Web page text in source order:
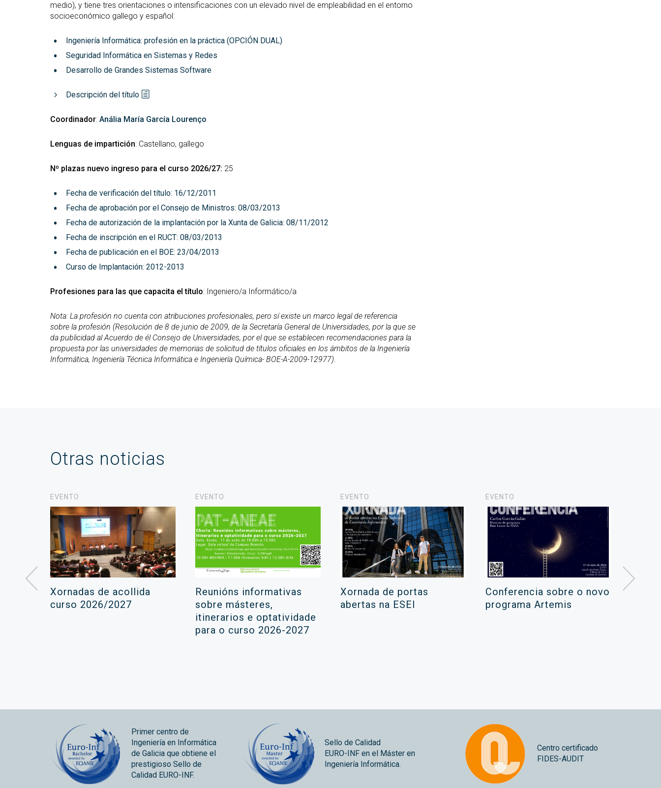
medio), y tiene tres orientaciones o intensificaciones con un elevado nivel de empleabilidad en el entorno
socioeconómico gallego y español:
Ingeniería Informática: profesión en la práctica (OPCIÓN DUAL)
Seguridad Informática en Sistemas y Redes
Desarrollo de Grandes Sistemas Software
Descripción del título
Coordinador: Anália María García Lourenço
Lenguas de impartición: Castellano, gallego
Nº plazas nuevo ingreso para el curso 2026/27: 25
Fecha de verificación del título: 16/12/2011
Fecha de aprobación por el Consejo de Ministros: 08/03/2013
Fecha de autorización de la implantación por la Xunta de Galicia: 08/11/2012
Fecha de inscripción en el RUCT: 08/03/2013
Fecha de publicación en el BOE: 23/04/2013
Curso de Implantación: 2012-2013
Profesiones para las que capacita el título: Ingeniero/a Informático/a
Nota: La profesión no cuenta con atribuciones profesionales, pero sí existe un marco legal de referencia
sobre la profesión (Resolución de 8 de junio de 2009, de la Secretaría General de Universidades, por la que se
da publicidad al Acuerdo de él Consejo de Universidades, por el que se establecen recomendaciones para la
propuesta por las universidades de memorias de solicitud de títulos oficiales en los ámbitos de la Ingeniería
Informática, Ingeniería Técnica Informática e Ingeniería Química- BOE-A-2009-12977).
Otras noticias
EVENTO
Xornadas de acollida
curso 2026/2027
EVENTO
Reunións informativas
sobre másteres,
itinerarios e optatividade
para o curso 2026-2027
EVENTO
Xornada de portas
abertas na ESEI
EVENTO
Conferencia sobre o novo
programa Artemis
Primer centro de
Ingeniería en Informática
de Galicia que obtiene el
prestigioso Sello de
Calidad EURO-INF.
Sello de Calidad
EURO-INF en el Máster en
Ingeniería Informática.
Centro certificado
FIDES-AUDIT